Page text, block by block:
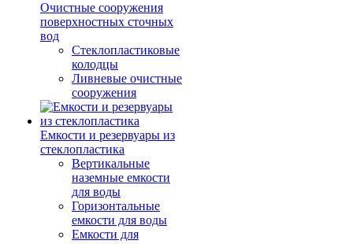
Очистные сооружения
поверхностных сточных
вод
Стеклопластиковые
колодцы
Ливневые очистные
сооружения
Емкости и резервуары из
стеклопластика
Вертикальные
наземные емкости
для воды
Горизонтальные
емкости для воды
Емкости для